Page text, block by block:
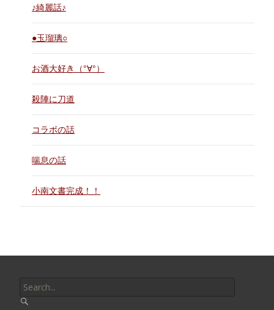
♪綺麗話♪
●玉瑠璃○
お酒大好き（°∀°）
殺陣に刀道
コラボの話
喘息の話
小南文書完成！！
for: